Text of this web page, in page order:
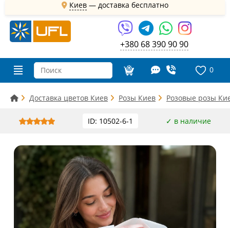
Киев — доставка бесплатно
+380 68 390 90 90
0
Доставка цветов Киев Розы Киев Розовые розы
ID: 10502-6-1 ✓ в наличие